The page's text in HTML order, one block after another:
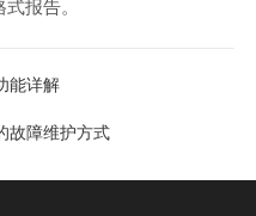
报告。
能详解
故障维护方式